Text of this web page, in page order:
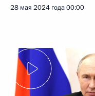
28 мая 2024 года00:00